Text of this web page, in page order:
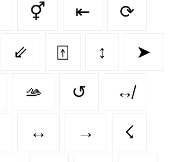
⚥ ⇤ ⟳
⇙ ⍐ ↕ ➤
🫴 ↺ ↮
↔️ → ☇